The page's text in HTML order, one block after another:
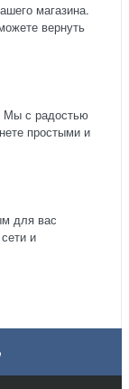
магазина.
вернуть
Мы с радостью
простыми и
для вас
и